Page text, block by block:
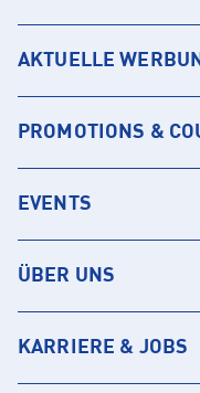
AKTUELLE
PROMOTIONS &
EVENTS
ÜBER UNS
KARRIERE & JOBS